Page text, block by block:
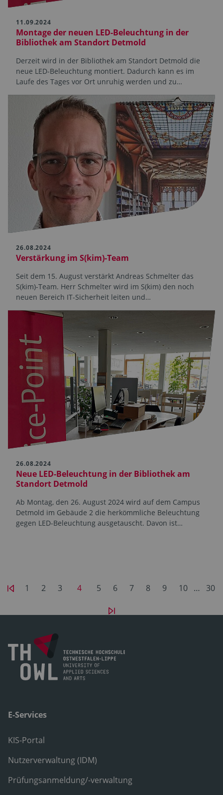
11.09.2024
Montage der neuen LED-Beleuchtung in der
Bibliothek am Standort Detmold
Derzeit wird in der Bibliothek am Standort Detmold die
neue LED-Beleuchtung montiert. Dadurch kann es im
Laufe des Tages vor Ort unruhig werden und zu…
26.08.2024
Verstärkung im S(kim)-Team
Seit dem 15. August verstärkt Andreas Schmelter das
S(kim)-Team. Herr Schmelter wird im S(kim) den noch
neuen Bereich IT-Sicherheit leiten und…
26.08.2024
Neue LED-Beleuchtung in der Bibliothek am
Standort Detmold
Ab Montag, den 26. August 2024 wird auf dem Campus
Detmold im Gebäude 2 die herkömmliche Beleuchtung
gegen LED-Beleuchtung ausgetauscht. Davon ist…
1 2 3 4 5 6 7 8 9 10 … 30
E-Services
KIS-Portal
Nutzerverwaltung (IDM)
Prüfungsanmeldung/-verwaltung